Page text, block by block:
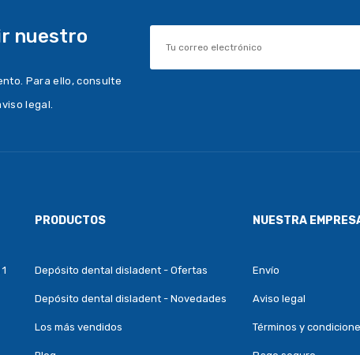
nuestro
Para ello, consulte
legal.
PRODUCTOS
Depósito dental disladent - Ofertas
Depósito dental disladent - Novedades
Los más vendidos
NUESTRA
Envío
Aviso legal
Términos y